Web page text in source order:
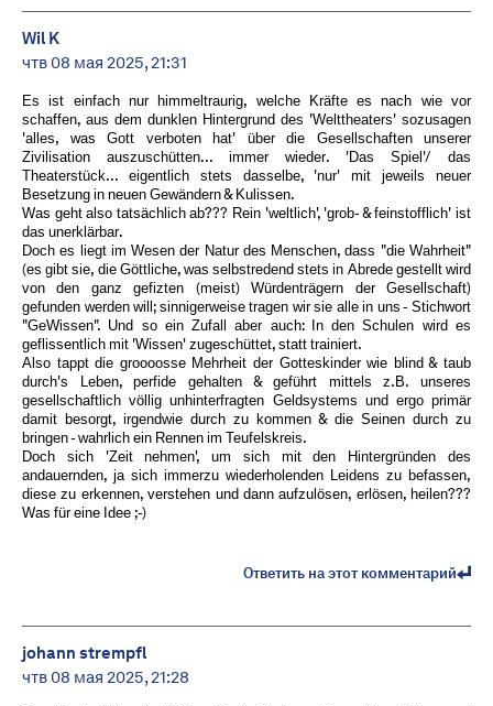
Wil K
чтв 08 мая 2025, 21:31
Es ist einfach nur himmeltraurig, welche Kräfte es nach wie vor
schaffen, aus dem dunklen Hintergrund des 'Welttheaters' sozusagen
'alles, was Gott verboten hat' über die Gesellschaften unserer
Zivilisation auszuschütten... immer wieder. 'Das Spiel'/ das
Theaterstück... eigentlich stets dasselbe, 'nur' mit jeweils neuer
Besetzung in neuen Gewändern & Kulissen.
Was geht also tatsächlich ab??? Rein 'weltlich', 'grob- & feinstofflich' ist
das unerklärbar.
Doch es liegt im Wesen der Natur des Menschen, dass "die Wahrheit"
(es gibt sie, die Göttliche, was selbstredend stets in Abrede gestellt wird
von den ganz gefizten (meist) Würdenträgern der Gesellschaft)
gefunden werden will; sinnigerweise tragen wir sie alle in uns - Stichwort
"GeWissen". Und so ein Zufall aber auch: In den Schulen wird es
geflissentlich mit 'Wissen' zugeschüttet, statt trainiert.
Also tappt die groooosse Mehrheit der Gotteskinder wie blind & taub
durch's Leben, perfide gehalten & geführt mittels z.B. unseres
gesellschaftlich völlig unhinterfragten Geldsystems und ergo primär
damit besorgt, irgendwie durch zu kommen & die Seinen durch zu
bringen - wahrlich ein Rennen im Teufelskreis.
Doch sich 'Zeit nehmen', um sich mit den Hintergründen des
andauernden, ja sich immerzu wiederholenden Leidens zu befassen,
diese zu erkennen, verstehen und dann aufzulösen, erlösen, heilen???
Was für eine Idee ;-)
Ответить на этот комментарий
johann strempfl
чтв 08 мая 2025, 21:28